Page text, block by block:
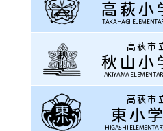
高萩小
TAKAHAGI
高萩市
秋山小
AKIYAMA
高萩市
東小
HIGASHI